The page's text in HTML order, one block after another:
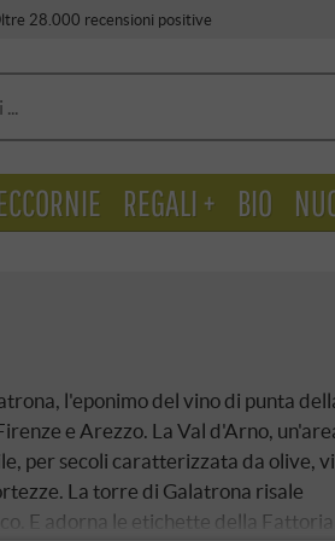
28.000 recensioni positive
l'eponimo del vino di punta
e Arezzo. La Val d'Arno,
per secoli caratterizzata da olive,
La torre di Galatrona risale
E adorna le etichette della Fattoria
REGALI + BIO